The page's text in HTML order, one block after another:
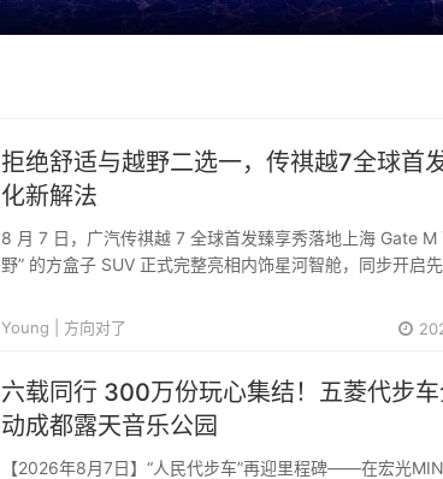
拒绝舒适与越野二选一，传祺越7全球首
化新解法
8 月 7 日，广汽传祺越 7 全球首发臻享秀落地上海 Gate M
野” 的方盒子 SUV 正式完整亮相内饰星河智舱，同步开启
力，传祺越 7 瞄准家庭用户痛...
Young | 方向对了
六载同行 300万份玩心集结！五菱代步
动成都露天音乐公园
【2026年8月7日】“人民代步车”再迎里程碑——在宏光